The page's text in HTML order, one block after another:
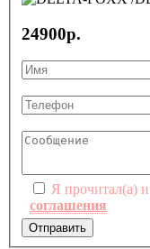
24900р.
Я прочитал(а) и
соглашения
Отправить